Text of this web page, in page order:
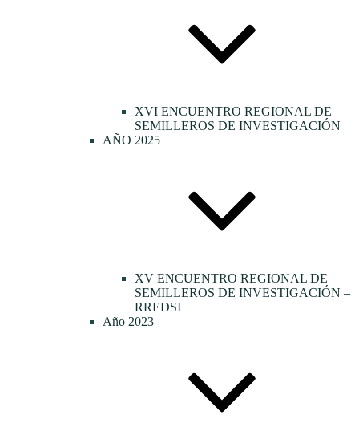
XVI ENCUENTRO REGIONAL DE
SEMILLEROS DE INVESTIGACIÓN
AÑO 2025
XV ENCUENTRO REGIONAL DE
SEMILLEROS DE INVESTIGACIÓN –
RREDSI
Año 2023